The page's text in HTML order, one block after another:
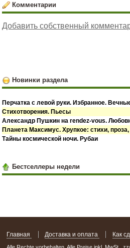
Комментарии
Добавить собственный
Новинки раздела
Перчатка с левой руки. Избранное.
Стихотворения. Пьесы
Александр Пушкин на rendez-vous.
Планета Максимус. Хрупкое: стихи, проза,
Тайны космической ночи. Рубаи
Бестселлеры недели
Главная Доставка и оплата Как